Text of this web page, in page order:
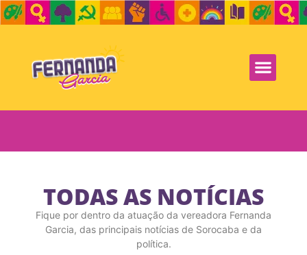
TODAS AS NOTÍCIAS
Fique por dentro da atuação da vereadora Fernanda
Garcia, das principais notícias de Sorocaba e da
política.